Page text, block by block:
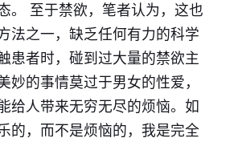
。 至于禁欲，笔者认为，这也
法之一，缺乏任何有力的科学
患者时，碰到过大量的禁欲主
妙的事情莫过于男女的性爱，
给人带来无穷无尽的烦恼。如
的，而不是烦恼的，我是完全